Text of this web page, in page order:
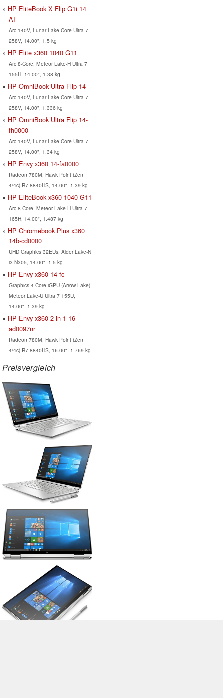
HP EliteBook X Flip G1i 14
AI
Arc 140V, Lunar Lake Core Ultra 7
258V, 14.00", 1.5 kg
HP Elite x360 1040 G11
Arc 8-Core, Meteor Lake-H Ultra 7
155H, 14.00", 1.38 kg
HP OmniBook Ultra Flip 14
Arc 140V, Lunar Lake Core Ultra 7
258V, 14.00", 1.336 kg
HP OmniBook Ultra Flip 14-
fh0000
Arc 140V, Lunar Lake Core Ultra 7
258V, 14.00", 1.34 kg
HP Envy x360 14-fa0000
Radeon 780M, Hawk Point (Zen
4/4c) R7 8840HS, 14.00", 1.39 kg
HP EliteBook x360 1040 G11
Arc 8-Core, Meteor Lake-H Ultra 7
165H, 14.00", 1.487 kg
HP Chromebook Plus x360
14b-cd0000
UHD Graphics 32EUs, Alder Lake-N
i3-N305, 14.00", 1.5 kg
HP Envy x360 14-fc
Graphics 4-Core iGPU (Arrow Lake),
Meteor Lake-U Ultra 7 155U,
14.00", 1.39 kg
HP Envy x360 2-in-1 16-
ad0097nr
Radeon 780M, Hawk Point (Zen
4/4c) R7 8840HS, 16.00", 1.769 kg
Preisvergleich